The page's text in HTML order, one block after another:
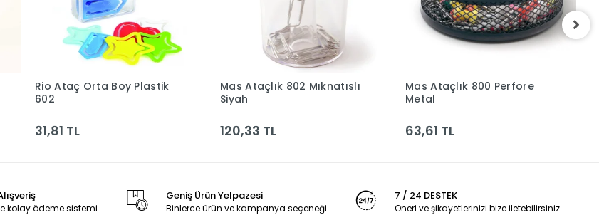
Sepete Ekle
Rio Ataç Orta Boy Plastik
602
31,81 TL
Sepete Ekle
Mas Ataçlık 802 Mıknatıslı
Siyah
120,33 TL
Sepete Ekle
Mas Ataçlık 800 Perfore
Metal
63,61 TL
kolay ödeme sistemi
Geniş Ürün Yelpazesi
Binlerce ürün ve kampanya seçeneği
7 / 24 DESTEK
Öneri ve şikayetlerinizi bize iletebilirsiniz.